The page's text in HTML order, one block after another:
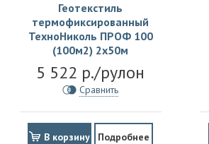
Геотекстиль
термофиксированный
ТехноНиколь ПРОФ 100
(100м2) 2х50м
5 522 р./рулон
Сравнить
В корзину Подробнее